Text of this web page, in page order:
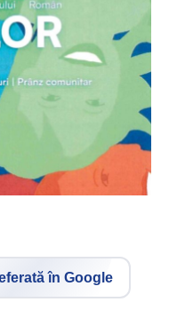
în Google